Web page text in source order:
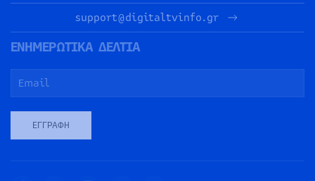
support@digitaltvinfo.gr
ΕΝΗΜΕΡΩΤΙΚΑ ΔΕΛΤΙΑ
ΕΓΓΡΑΦΉ